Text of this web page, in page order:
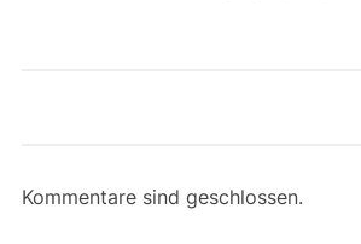
Kommentare sind geschlossen.